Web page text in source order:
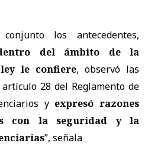
los antecedentes,
del ámbito de la
le confiere, observó las
28 del Reglamento de
y expresó razones
con la seguridad y la
”, señala